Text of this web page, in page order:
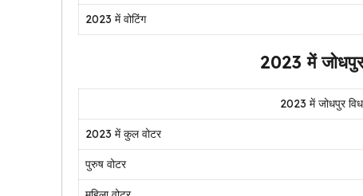
2023 में वोटिंग
2023 में
2023 में जोधपुर
2023 में कुल वोटर
पुरुष वोटर